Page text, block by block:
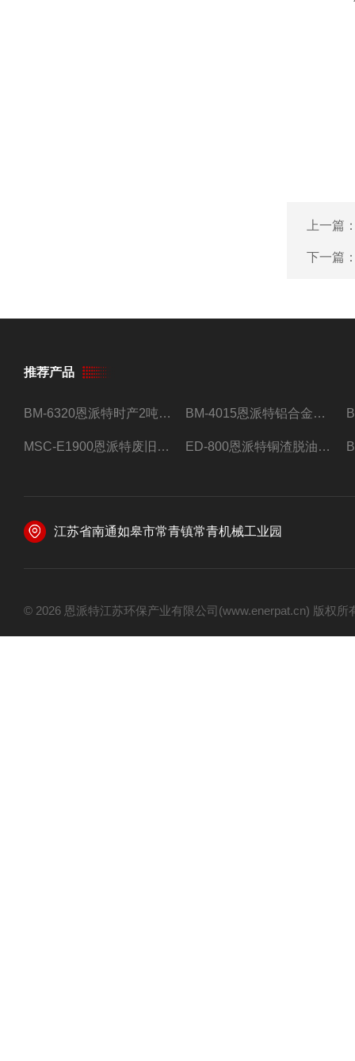
上一篇
下一篇
推荐产品
BM-6320恩派特时产2吨合金钢屑压饼机 BM-4015恩派特铝合金屑压饼机 脱油效果好
MSC-E1900恩派特废旧锂电池极片破碎处理设备 ED-800恩派特铜渣脱油机废铜屑铝屑甩油机
江苏省南通如皋市常青镇常青机械工业园
© 2026 恩派特江苏环保产业有限公司(www.enerpat.cn) 版权